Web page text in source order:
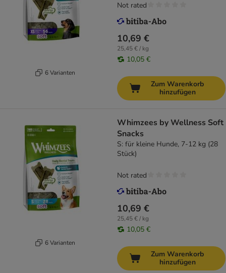
6 Varianten
10,69 €
25,45 € / kg
10,05 €
Not rated
Zum Warenkorb
hinzufügen
6 Varianten
Whimzees by Wellness Soft
Snacks
S: für kleine Hunde, 7-12 kg (28
Stück)
10,69 €
25,45 € / kg
10,05 €
Not rated
Zum Warenkorb
hinzufügen